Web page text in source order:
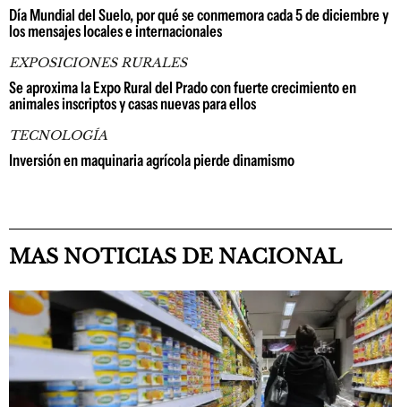
Día Mundial del Suelo, por qué se conmemora cada 5 de diciembre y
los mensajes locales e internacionales
EXPOSICIONES RURALES
Se aproxima la Expo Rural del Prado con fuerte crecimiento en
animales inscriptos y casas nuevas para ellos
TECNOLOGÍA
Inversión en maquinaria agrícola pierde dinamismo
MAS NOTICIAS DE NACIONAL